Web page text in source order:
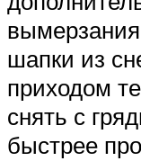
шапки из
приходом
снять с
быстрее